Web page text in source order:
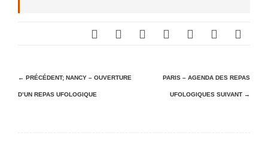
N
a
← PRÉCÉDENT; NANCY – OUVERTURE
D’UN REPAS UFOLOGIQUE
PARIS – AGENDA DES REPAS
UFOLOGIQUES SUIVANT →